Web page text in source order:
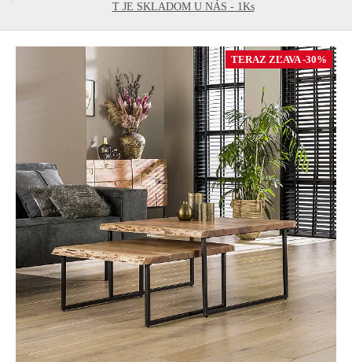
T JE SKLADOM U NÁS - 1Ks
TERAZ ZĽAVA -30%